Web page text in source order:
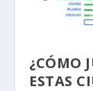
¿CÓMO
ESTAS